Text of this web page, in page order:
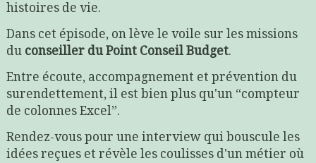
histoires de vie.
Dans cet épisode, on lève le voile sur les missions
du conseiller du Point Conseil Budget.
Entre écoute, accompagnement et prévention du
surendettement, il est bien plus qu'un “compteur
de colonnes Excel”.
Rendez-vous pour une interview qui bouscule les
idées reçues et révèle les coulisses d'un métier où